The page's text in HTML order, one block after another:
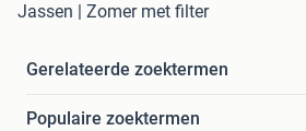
Jassen | Zomer met filter
Gerelateerde zoektermen
Populaire zoektermen